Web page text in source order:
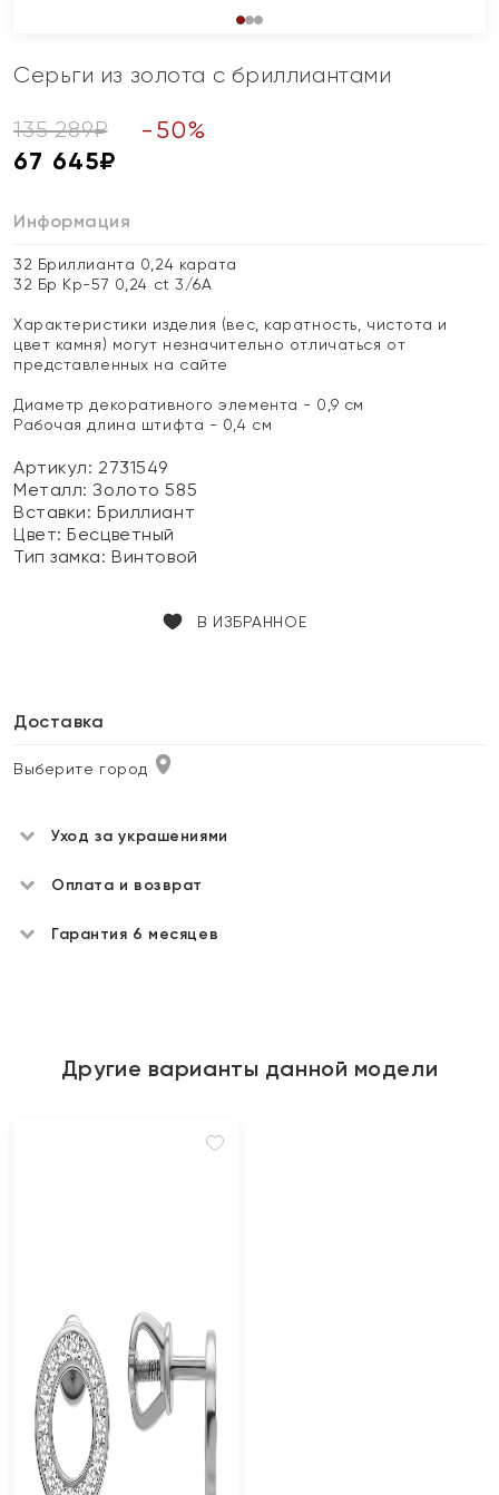
Серьги из золота с бриллиантами
135 289₽ - 50%
67 645₽
Информация
32 Бриллианта 0,24 карата
32 Бр Кр-57 0,24 ct 3/6А
Характеристики изделия (вес, каратность, чистота и
цвет камня) могут незначительно отличаться от
представленных на сайте
Диаметр декоративного элемента - 0,9 см
Рабочая длина штифта - 0,4 см
Артикул: 2731549
Металл:Золото 585
Вставки:Бриллиант
Цвет:Бесцветный
Тип замка:Винтовой
В ИЗБРАННОЕ
Доставка
Выберите город
Уход за украшениями
Оплата и возврат
Гарантия 6 месяцев
Другие варианты данной модели